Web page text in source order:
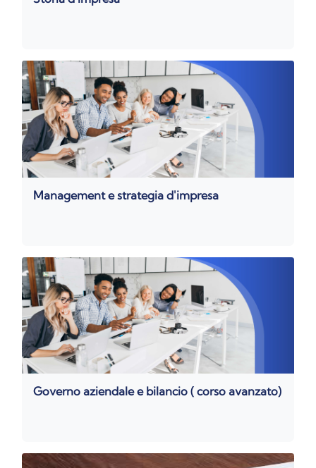
Management e strategia d'impresa
Governo aziendale e bilancio ( corso avanzato)